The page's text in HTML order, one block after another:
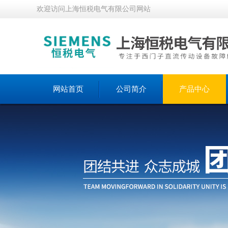
欢迎访问上海恒税电气有限公司网站
网站首页 公司简介 产品中心